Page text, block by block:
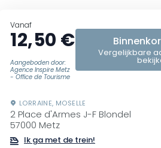
Vanaf
12,50 €
Aangeboden door:
Agence Inspire Metz
- Office de Tourisme
Vergelijkbare
LORRAINE, MOSELLE
2 Place d'Armes J-F Blondel
57000 Metz
Ik ga met de trein!